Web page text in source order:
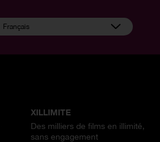
Français
XILLIMITE
Des milliers de films en illimité,
sans engagement